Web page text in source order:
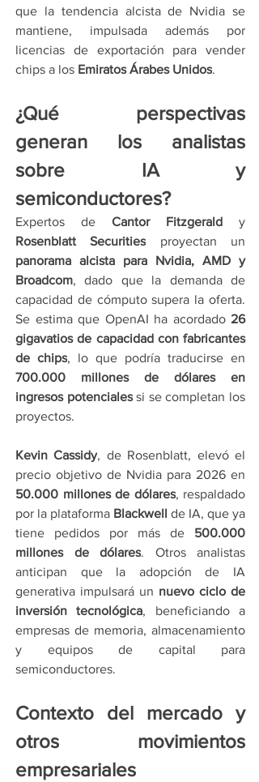
que la tendencia alcista de Nvidia se
mantiene, impulsada además por
licencias de exportación para vender
chips a los Emiratos Árabes Unidos.
¿Qué perspectivas
generan los analistas
sobre IA y
semiconductores?
Expertos de Cantor Fitzgerald
Rosenblatt Securities
panorama alcista para Nvidia, AMD y
Broadcom, dado que la demanda de
capacidad de cómputo supera la oferta.
Se estima que OpenAI ha acordado 26
gigavatios de capacidad con fabricantes
de chips
700.000 millones de dólares en
ingresos potenciales si se completan los
proyectos.
Kevin Cassidy, de Rosenblatt, elevó el
50.000 millones de dólares, respaldado
por la plataforma Blackwell de IA, que ya
tiene pedidos por más de 500.000
millones de dólares. Otros analistas
anticipan que la adopción de IA
generativa impulsará un nuevo ciclo de
inversión tecnológica, beneficiando a
empresas de memoria, almacenamiento
y equipos de capital para
semiconductores.
Contexto del mercado y
otros movimientos
empresariales